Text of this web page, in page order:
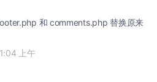
和 comments.php 替换原来
上午